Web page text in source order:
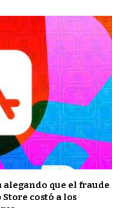
alegando que el fraude
costó a los